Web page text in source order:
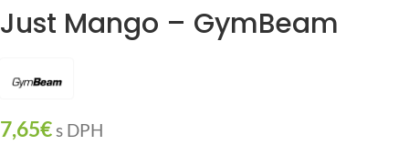
Just Mango – GymBeam
7,65€s DPH